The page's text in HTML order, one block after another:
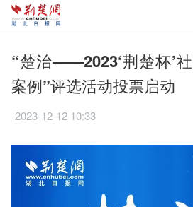
“楚治——2023‘荆楚杯’
案例”评选活动投票启动
2023-12-12 10:33